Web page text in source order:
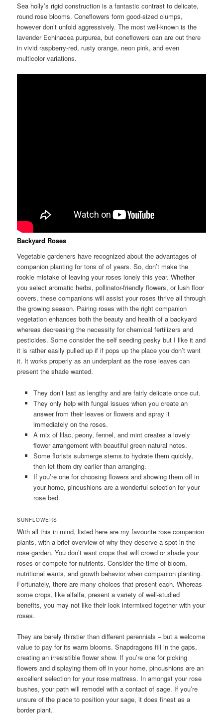
Sea holly’s rigid construction is a fantastic contrast to delicate,
round rose blooms. Coneflowers form good-sized clumps,
however don’t unfold aggressively. The most well-known is the
lavender Echinacea purpurea, but coneflowers can are out there
in vivid raspberry-red, rusty orange, neon pink, and even
multicolor variations.
Backyard Roses
Vegetable gardeners have recognized about the advantages of
companion planting for tons of of years. So, don’t make the
rookie mistake of leaving your roses lonely this year. Whether
you select aromatic herbs, pollinator-friendly flowers, or lush floor
covers, these companions will assist your roses thrive all through
the growing season. Pairing roses with the right companion
vegetation enhances both the beauty and health of a backyard
whereas decreasing the necessity for chemical fertilizers and
pesticides. Some consider the self seeding pesky but I like it and
it is rather easily pulled up if if pops up the place you don’t want
it. It works properly as an underplant as the rose leaves can
present the shade wanted.
They don’t last as lengthy and are fairly delicate once cut.
They only help with fungal issues when you create an
answer from their leaves or flowers and spray it
immediately on the roses.
A mix of lilac, peony, fennel, and mint creates a lovely
flower arrangement with beautiful green natural notes.
Some florists submerge stems to hydrate them quickly,
then let them dry earlier than arranging.
If you’re one for choosing flowers and showing them off in
your home, pincushions are a wonderful selection for your
rose bed.
SUNFLOWERS
With all this in mind, listed here are my favourite rose companion
plants, with a brief overview of why they deserve a spot in the
rose garden. You don’t want crops that will crowd or shade your
roses or compete for nutrients. Consider the time of bloom,
nutritional wants, and growth behavior when companion planting.
Fortunately, there are many choices that present each. Whereas
some crops, like alfalfa, present a variety of well-studied
benefits, you may not like their look intermixed together with your
roses.
They are barely thirstier than different perennials – but a welcome
value to pay for its warm blooms. Snapdragons fill in the gaps,
creating an irresistible flower show. If you’re one for picking
flowers and displaying them off in your home, pincushions are an
excellent selection for your rose mattress. In amongst your rose
bushes, your path will remodel with a contact of sage. If you’re
unsure of the place to position your sage, it does finest as a
border plant.